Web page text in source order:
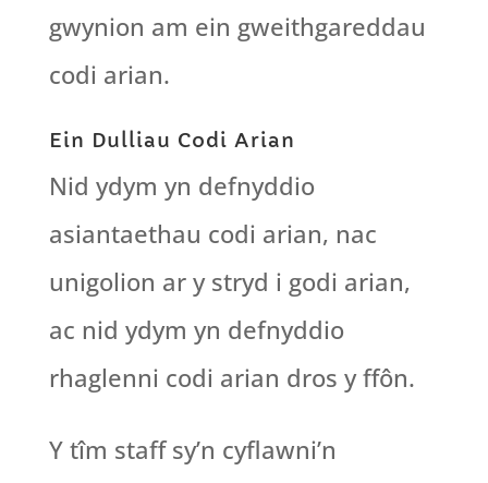
gwynion am ein gweithgareddau
codi arian.
​Ein Dulliau Codi Arian
Nid ydym yn defnyddio
asiantaethau codi arian, nac
unigolion ar y stryd i godi arian,
ac nid ydym yn defnyddio
rhaglenni codi arian dros y ffôn.
Y tîm staff sy’n cyflawni’n